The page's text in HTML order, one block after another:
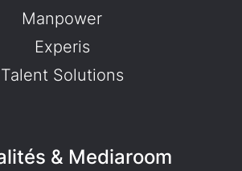
Manpower
Experis
Talent Solutions
& Mediaroom